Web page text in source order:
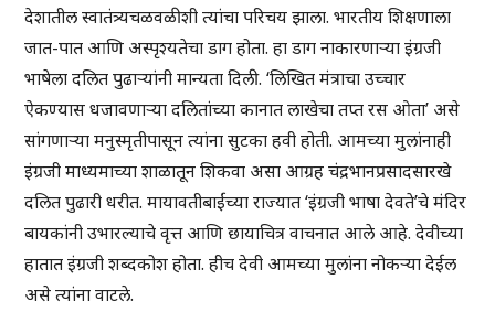
देशातील स्वातंत्र्यचळवळीशी त्यांचा परिचय झाला. भारतीय शिक्षणाला
जात-पात आणि अस्पृश्यतेचा डाग होता. हा डाग नाकारणाऱ्या इंग्रजी
भाषेला दलित पुढाऱ्यांनी मान्यता दिली. ‘लिखित मंत्राचा उच्चार
ऐकण्यास धजावणार्‍या दलितांच्या कानात लाखेचा तप्त रस ओता’ असे
सांगणाऱ्या मनुस्मृतीपासून त्यांना सुटका हवी होती. आमच्या मुलांनाही
इंग्रजी माध्यमाच्या शाळातून शिकवा असा आग्रह चंद्रभानप्रसादसारखे
दलित पुढारी धरीत. मायावतीबाईंच्या राज्यात ‘इंग्रजी भाषा देवते’चे मंदिर
बायकांनी उभारल्याचे वृत्त आणि छायाचित्र वाचनात आले आहे. देवीच्या
हातात इंग्रजी शब्दकोश होता. हीच देवी आमच्या मुलांना नोकऱ्या देईल
असे त्यांना वाटले.